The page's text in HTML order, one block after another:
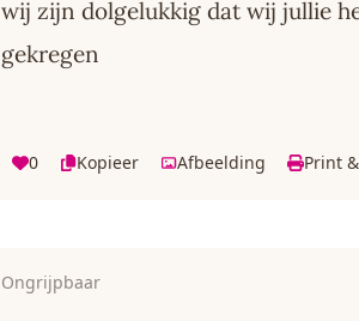
wij zijn dolgelukkig dat wij jullie
gekregen
0 Kopieer Afbeelding Print
Ongrijpbaar